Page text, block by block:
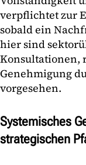
verpflichtet zur
sobald ein
hier sind
Konsultationen,
Genehmigung
vorgesehen.
Systemisches
strategischen